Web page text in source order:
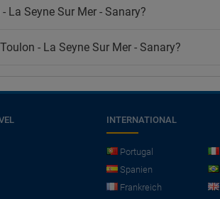
La Seyne Sur Mer - Sanary?
- La Seyne Sur Mer - Sanary?
INTERNATIONAL
Portugal
Spanien
Frankreich